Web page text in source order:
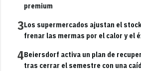
premium
3Los supermercados ajustan el
frenar las mermas por el calor y el
4Beiersdorf activa un plan de
tras cerrar el semestre con una